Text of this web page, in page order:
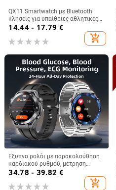
QX11 Smartwatch με Bluetooth
κλήσεις για υπαίθριες αθλητικές
δραστηριότητες, παρακολούθηση
καρδιακού ρυθμού και αρτηριακής
πίεσης, φωτογράφηση και
14.44 - 17.79 €
add_shopping_cart
Έξυπνο ρολόι με παρακολούθηση
καρδιακού ρυθμού, μέτρηση
αρτηριακής πίεσης, μέτρηση
παρακολούθηση ύπνου и κλήσεις
34.78 - 39.82 €
add_shopping_cart